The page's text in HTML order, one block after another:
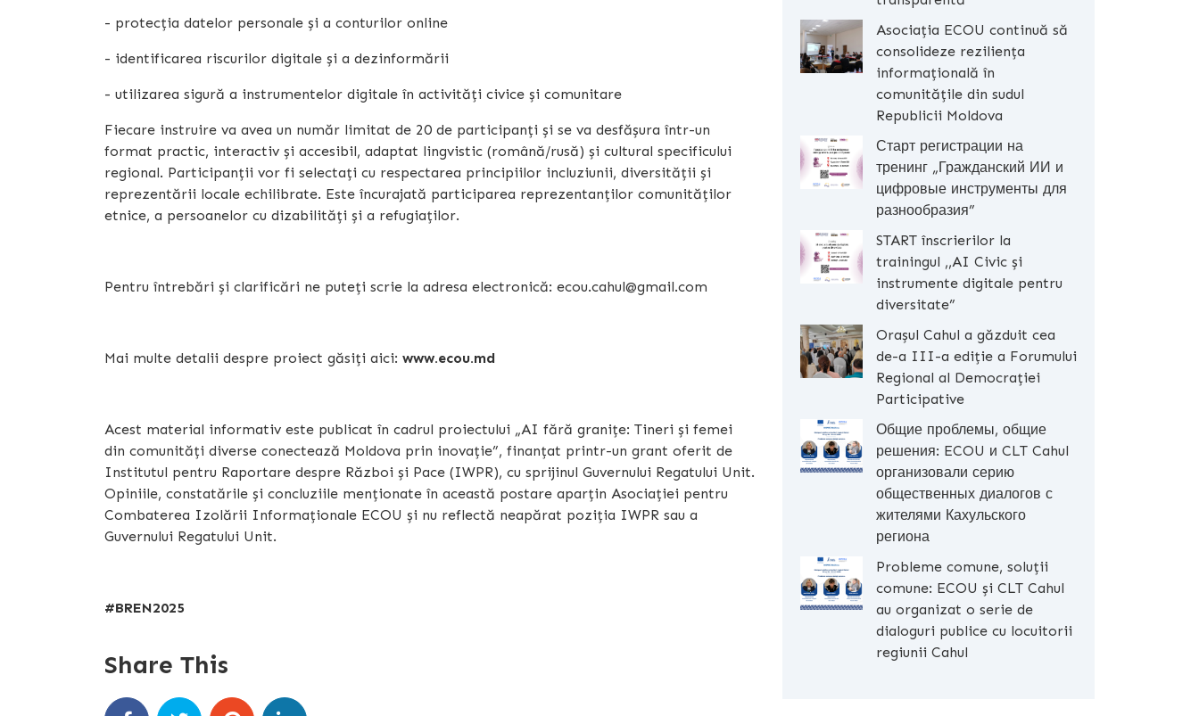
- protecția datelor personale și a conturilor online
- identificarea riscurilor digitale și a dezinformării
- utilizarea sigură a instrumentelor digitale în activități civice și comunitare
Fiecare instruire va avea un număr limitat de 20 de participanți și se va desfășura într-un
format practic, interactiv și accesibil, adaptat lingvistic (română/rusă) și cultural specificului
regional. Participanții vor fi selectați cu respectarea principiilor incluziunii, diversității și
reprezentării locale echilibrate. Este încurajată participarea reprezentanților comunităților
etnice, a persoanelor cu dizabilități și a refugiaților.
Pentru întrebări și clarificări ne puteți scrie la adresa electronică: ecou.cahul@gmail.com
Mai multe detalii despre proiect găsiți aici: www.ecou.md
Acest material informativ este publicat în cadrul proiectului „AI fără granițe: Tineri și femei
din comunități diverse conectează Moldova prin inovație”, finanțat printr-un grant oferit de
Institutul pentru Raportare despre Război și Pace (IWPR), cu sprijinul Guvernului Regatului Unit.
Opiniile, constatările și concluziile menționate în această postare aparțin Asociației pentru
Combaterea Izolării Informaționale ECOU și nu reflectă neapărat poziția IWPR sau a
Guvernului Regatului Unit.
#BREN2025
Share This
Asociația ECOU continuă să
consolideze reziliența
informațională în
comunitățile din sudul
Republicii Moldova
Старт регистрации на
тренинг „Гражданский ИИ и
цифровые инструменты для
разнообразия”
START înscrierilor la
trainingul ,,AI Civic și
instrumente digitale pentru
diversitate”
Orașul Cahul a găzduit cea
de-a III-a ediție a Forumului
Regional al Democrației
Participative
Общие проблемы, общие
решения: ECOU и CLT Cahul
организовали серию
общественных диалогов с
жителями Кахульского
региона
Probleme comune, soluții
comune: ECOU și CLT Cahul
au organizat o serie de
dialoguri publice cu locuitorii
regiunii Cahul